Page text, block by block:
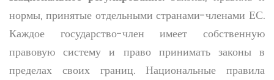
нормы, принятые отдельными странами-членами ЕС.
Каждое государство-член имеет собственную
правовую систему и право принимать законы в
пределах своих границ. Национальные правила